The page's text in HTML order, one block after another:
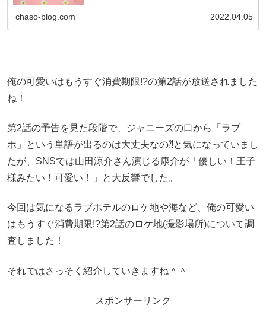
chaso-blog.com 2022.04.05
俺の可愛いはもうすぐ消費期限!?の第2話が放送されました
ね！
第2話の予告を見た段階で、ジャニーズの口から「ラブ
ホ」という単語が出るのは大丈夫なの⁈と気になっていまし
たが、SNSでは山田涼介さん演じる康介が「優しい！王子
様みたい！可愛い！」と大反響でした。
今回は気になるラブホテルのロケ地や海など、俺の可愛い
はもうすぐ消費期限!?第2話のロケ地(撮影場所)について調
査しました！
それではさっそく紹介していきますね＾＾
スポンサーリンク